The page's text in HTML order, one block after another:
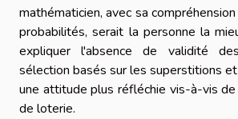
mathématicien, avec sa
probabilités, serait la personne la
expliquer l'absence de validité
sélection basés sur les superstitions
une attitude plus réfléchie vis-à-vis
de loterie.